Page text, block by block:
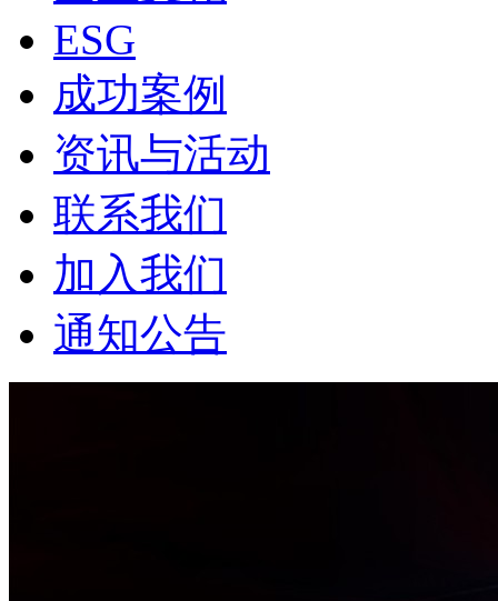
ESG
成功案例
资讯与活动
联系我们
加入我们
通知公告